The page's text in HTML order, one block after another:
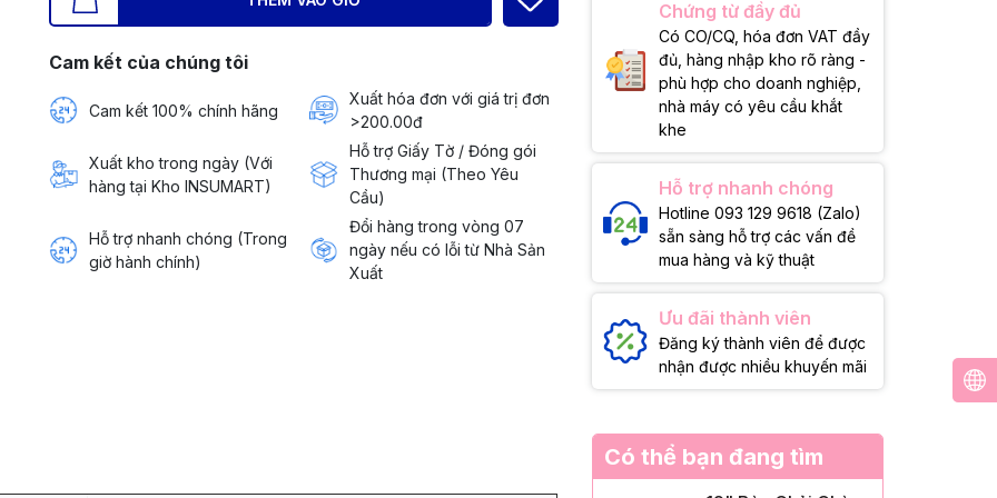
Cam kết của chúng tôi
Cam kết 100% chính hãng
Xuất hóa đơn với giá trị đơn
>200.00đ
Xuất kho trong ngày (Với
hàng tại Kho INSUMART)
Hỗ trợ Giấy Tờ / Đóng gói
Thương mại (Theo Yêu
Cầu)
Hỗ trợ nhanh chóng (Trong
giờ hành chính)
Đổi hàng trong vòng 07
ngày nếu có lỗi từ Nhà Sản
Xuất
Chứng từ đầy đủ
Có CO/CQ, hóa đơn VAT đầy
đủ, hàng nhập kho rõ ràng -
phù hợp cho doanh nghiệp,
nhà máy có yêu cầu khắt
khe
Hỗ trợ nhanh chóng
Hotline 093 129 9618 (Zalo)
sẵn sàng hỗ trợ các vấn đề
mua hàng và kỹ thuật
Ưu đãi thành viên
Đăng ký thành viên để được
nhận được nhiều khuyến mãi
Có thể bạn đang tìm